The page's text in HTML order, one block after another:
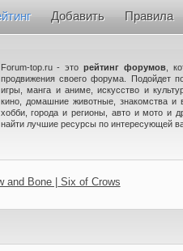
Добавить Правила
Forum-top.ru - эторейтинг форумов ,
продвижения своего форума. Подойдет
игры, манга и аниме, искусство и
кино, домашние животные, знакомства и
хобби, города и регионы, авто и мото и
найти лучшие ресурсы по интересующей
and Bone | Six of Crows